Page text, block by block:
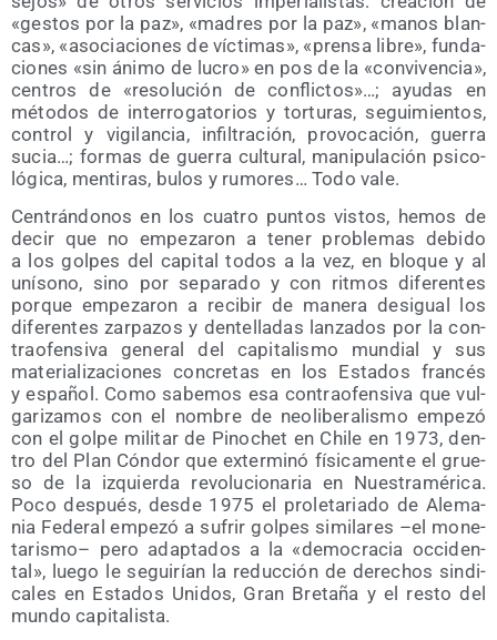
«ges­tos por la paz», «madres por la paz», «manos blan­
cas», «aso­cia­cio­nes de víc­ti­mas», «pren­sa libre», fun­da­
cio­nes «sin áni­mo de lucro» en pos de la «con­vi­ven­cia»,
cen­tros de «reso­lu­ción de con­flic­tos»…; ayu­das en
méto­dos de inte­rro­ga­to­rios y tor­tu­ras, segui­mien­tos,
con­trol y vigi­lan­cia, infil­tra­ción, pro­vo­ca­ción, gue­rra
sucia…; for­mas de gue­rra cul­tu­ral, mani­pu­la­ción psi­co­
ló­gi­ca, men­ti­ras, bulos y rumo­res… Todo vale.
Cen­trán­do­nos en los cua­tro pun­tos vis­tos, hemos de
decir que no empe­za­ron a tener pro­ble­mas debi­do
a los gol­pes del capi­tal todos a la vez, en blo­que y al
uní­sono, sino por sepa­ra­do y con rit­mos dife­ren­tes
por­que empe­za­ron a reci­bir de mane­ra des­igual los
dife­ren­tes zar­pa­zos y den­te­lla­das lan­za­dos por la con­
tra­ofen­si­va gene­ral del capi­ta­lis­mo mun­dial y sus
mate­ria­li­za­cio­nes con­cre­tas en los Esta­dos fran­cés
y espa­ñol. Como sabe­mos esa con­tra­ofen­si­va que vul­
ga­ri­za­mos con el nom­bre de neo­li­be­ra­lis­mo empe­zó
con el gol­pe mili­tar de Pino­chet en Chi­le en 1973, den­
tro del Plan Cón­dor que exter­mi­nó físi­ca­men­te el grue­
so de la izquier­da revo­lu­cio­na­ria en Nues­tra­mé­ri­ca.
Poco des­pués, des­de 1975 el pro­le­ta­ria­do de Ale­ma­
nia Fede­ral empe­zó a sufrir gol­pes simi­la­res –el mone­
ta­ris­mo– pero adap­ta­dos a la «demo­cra­cia occi­den­
tal», lue­go le segui­rían la reduc­ción de dere­chos sin­di­
ca­les en Esta­dos Uni­dos, Gran Bre­ta­ña y el res­to del
mun­do capitalista.